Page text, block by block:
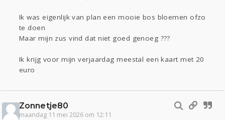
Ik was eigenlijk van plan een mooie bos bloemen ofzo
te doen
Maar mijn zus vind dat niet goed genoeg ???
Ik krijg voor mijn verjaardag meestal een kaart met 20
euro
Zonnetje80
maandag 11 mei 2026 om 12:11